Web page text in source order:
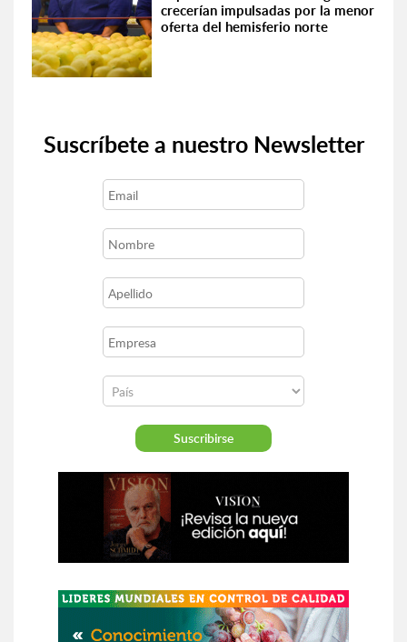
crecerían impulsadas por la menor
oferta del hemisferio norte
Suscríbete a nuestro Newsletter